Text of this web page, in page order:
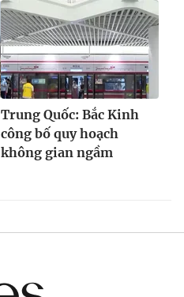
Trung Quốc: Bắc Kinh
công bố quy hoạch
không gian ngầm